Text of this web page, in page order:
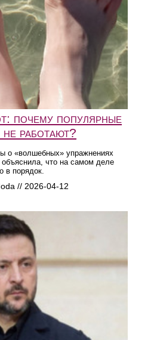
почему популярные
работают?
о «волшебных» упражнениях
объяснила, что на самом деле
в порядок.
// 2026-04-12